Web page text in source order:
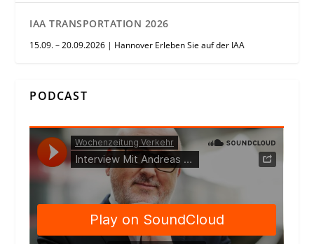
IAA TRANSPORTATION 2026
15.09. – 20.09.2026 | Hannover Erleben Sie auf der IAA
PODCAST